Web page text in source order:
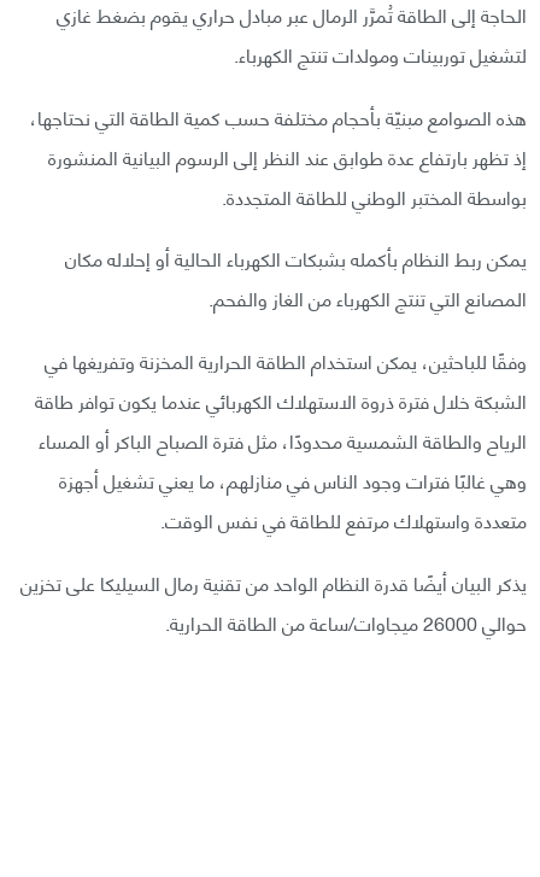
الحاجة إلى الطاقة تُمرَّر الرمال عبر مبادل حراري يقوم بضغط غازي
لتشغيل توربينات ومولدات تنتج الكهرباء.
هذه الصوامع مبنيّة بأحجام مختلفة حسب كمية الطاقة التي نحتاجها،
إذ تظهر بارتفاع عدة طوابق عند النظر إلى الرسوم البيانية المنشورة
بواسطة المختبر الوطني للطاقة المتجددة.
يمكن ربط النظام بأكمله بشبكات الكهرباء الحالية أو إحلاله مكان
المصانع التي تنتج الكهرباء من الغاز والفحم.
وفقًا للباحثين، يمكن استخدام الطاقة الحرارية المخزنة وتفريغها في
الشبكة خلال فترة ذروة الاستهلاك الكهربائي عندما يكون توافر طاقة
الرياح والطاقة الشمسية محدودًا، مثل فترة الصباح الباكر أو المساء
وهي غالبًا فترات وجود الناس في منازلهم، ما يعني تشغيل أجهزة
متعددة واستهلاك مرتفع للطاقة في نفس الوقت.
يذكر البيان أيضًا قدرة النظام الواحد من تقنية رمال السيليكا على تخزين
حوالي 26000 ميجاوات/ساعة من الطاقة الحرارية.